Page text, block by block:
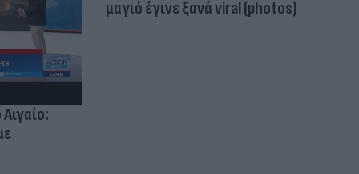
μαγιό έγινε ξανά viral (photos)